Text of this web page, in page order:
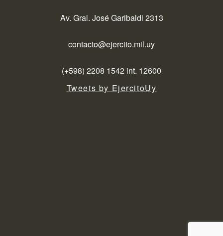
Av. Gral. José Garibaldi 2313
contacto@ejercito.mil.uy
(+598) 2208 1542 int. 12600
Tweets by EjercitoUy